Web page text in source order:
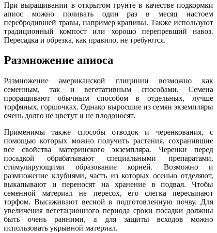
При выращивании в открытом грунте в качестве подкормки
апиос можно поливать один раз в месяц настоем
перебродившей травы, например крапивы. Также используют
традиционный компост или хорошо перепревший навоз.
Пересадка и обрезка, как правило, не требуются.
Размножение апиоса
Размножение американской глицинии возможно как
семенным, так и вегетативным способами. Семена
проращивают обычным способом в отдельных, лучше
торфяных, горшочках. Однако выросшие из семян экземпляры
очень долго не цветут и не плодоносят.
Применимы также способы отводок и черенкования, с
помощью которых можно получить растения, сохранившие
все свойства материнского экземпляра. Черенки перед
посадкой обрабатывают специальными препаратами,
стимулирующими образование корней. Возможно и
размножение клубнями, часть из которых осенью отделяют,
выкапывают и переносят на хранение в подвал. Чтобы
семенной материал не пересох, его слегка пересыпают
торфом. Высаживают весной в подготовленную почву. Для
увеличения вегетационного периода сроки посадки должны
быть очень ранними, а для защиты всходов можно
использовать укрывной материал.